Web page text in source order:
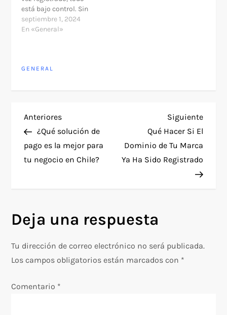
está bajo control. Sin
embargo, la realidad es
que la seguridad y
comprarlo en empresas
septiembre 1, 2024
En «General»
GENERAL
N
a
v
g
a
c
i
Entrada
anterior
Anteriores
¿Qué solución de
pago es la mejor para
tu negocio en Chile?
Siguiente
Qué Hacer Si El
Dominio de Tu Marca
Ya Ha Sido Registrado
Deja una respuesta
Tu dirección de correo electrónico no será publicada.
Los campos obligatorios están marcados con *
Comentario *